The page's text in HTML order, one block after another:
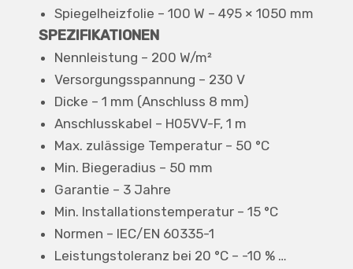
Spiegelheizfolie – 100 W – 495 × 1050 mm
SPEZIFIKATIONEN
Nennleistung – 200 W/m²
Versorgungsspannung – 230 V
Dicke – 1 mm (Anschluss 8 mm)
Anschlusskabel – H05VV-F, 1 m
Max. zulässige Temperatur – 50 °C
Min. Biegeradius – 50 mm
Garantie – 3 Jahre
Min. Installationstemperatur – 15 °C
Normen – IEC/EN 60335-1
Leistungstoleranz bei 20 °C – -10 % …